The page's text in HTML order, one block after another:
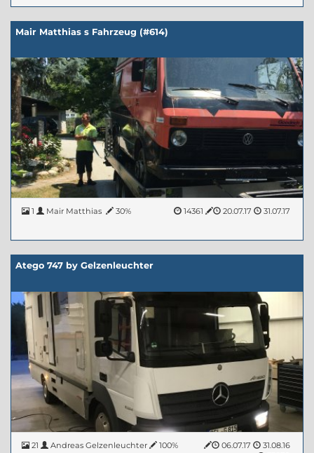
Mair Matthias s Fahrzeug (#614)
1 31.07.17
Mair Matthias 20.07.17
30% 14361
Atego 747 by Gelzenleuchter
21 31.08.16
Andreas Gelzenleuchter 06.07.17
100%